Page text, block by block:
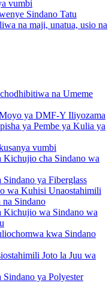
vumbi
Sindano Tatu
na maji, unatua, usio na
na Umeme
ya DMF-Y Iliyozama
ya Pembe ya Kulia ya
vumbi
cha Sindano wa
ya Fiberglass
wa Kuhisi Unaostahimili
Sindano
wa Sindano wa
kwa Sindano
Joto la Juu wa
ya Polyester